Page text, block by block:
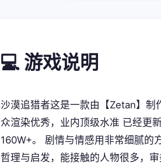
💻 游戏说明
沙漠追猎者这是一款由【Zetan】制
众渲染优秀，业内顶级水准 已经更
160W+。 剧情与情感用非常细腻的
哲理与启发，能接触的人物很多，